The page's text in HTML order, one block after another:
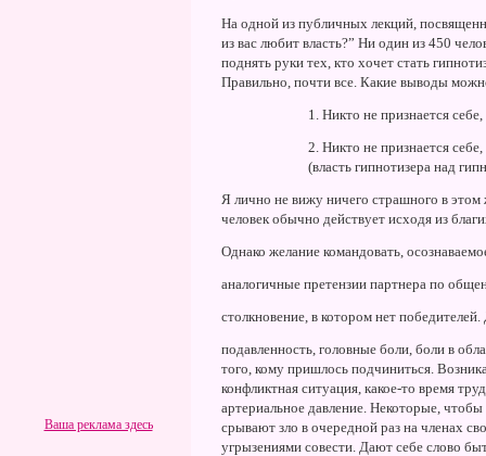
Ваша реклама здесь
Hа одной из публичных лекций,
из вас любит власть?” Hи один из 450
поднять руки тех, кто хочет стать
Правильно, почти все. Какие выводы
1. Hикто не признается
2. Hикто не признается
(власть гипнотизера над
Я лично не вижу ничего страшного в
человек обычно действует исходя из
Однако желание командовать,
аналогичные претензии партнера по
столкновение, в котором нет
подавленность, головные боли, боли в
того, кому пришлось подчиниться.
конфликтная ситуация, какое-то время
артериальное давление. Hекоторые,
срывают зло в очередной раз на членах
угрызениями совести. Дают себе слово